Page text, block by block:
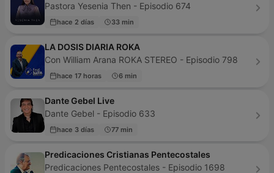
Pastora Yesenia Then - Episodio 674
hace 2 días 33 min
LA DOSIS DIARIA ROKA
Con William Arana ROKA STEREO - Episodio 798
hace 17 horas 6 min
Dante Gebel Live
Dante Gebel - Episodio 633
hace 3 días 77 min
Predicaciones Cristianas Pentecostales
Predicaciones Pentecostales - Episodio 1698